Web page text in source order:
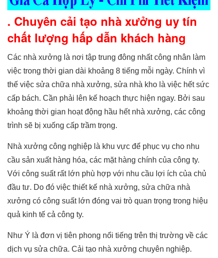
. Chuyên cải tạo nhà xưởng uy tín
chất lượng hấp dẫn khách hàng
Các nhà xưởng là nơi tập trung đông nhất công nhân làm
việc trong thời gian dài khoảng 8 tiếng mỗi ngày. Chính vì
thế việc sửa chữa nhà xưởng, sửa nhà kho là việc hết sức
cấp bách. Cần phải lên kế hoạch thực hiện ngay. Bởi sau
khoảng thời gian hoạt động hầu hết nhà xưởng, các công
trình sẽ bị xuống cấp trầm trọng.
Nhà xưởng công nghiệp là khu vực để phục vụ cho nhu
cầu sản xuất hàng hóa, các mặt hàng chính của công ty.
Với công suất rất lớn phù hợp với nhu cầu lợi ích của chủ
đầu tư. Do đó việc thiết kế nhà xưởng, sửa chữa nhà
xưởng có công suất lớn đóng vai trò quan trọng trong hiệu
quả kinh tế cả công ty.
Như Ý là đơn vị tiên phong nổi tiếng trên thị trường về các
dịch vụ sửa chữa. Cải tạo nhà xưởng chuyên nghiệp.